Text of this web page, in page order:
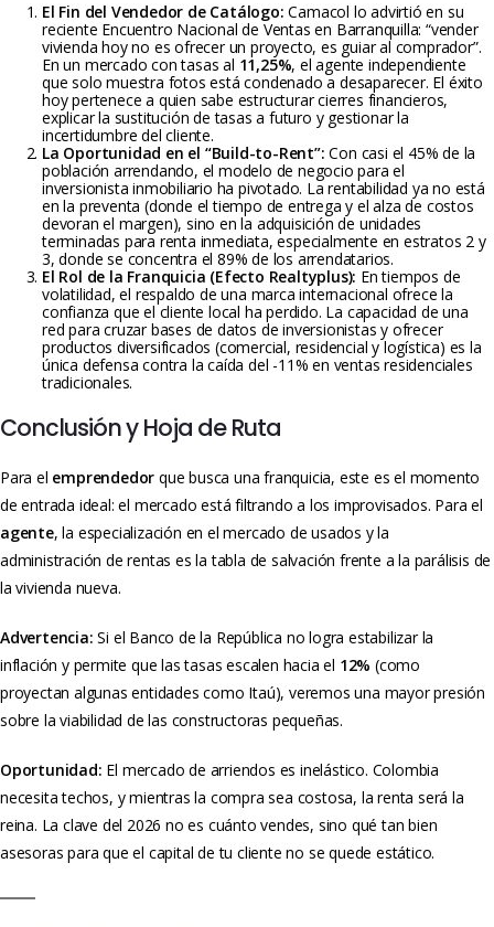
El Fin del Vendedor de Catálogo: Camacol lo advirtió en su
reciente Encuentro Nacional de Ventas en Barranquilla: “vender
vivienda hoy no es ofrecer un proyecto, es guiar al comprador”.
En un mercado con tasas al 11,25%, el agente independiente
que solo muestra fotos está condenado a desaparecer. El éxito
hoy pertenece a quien sabe estructurar cierres financieros,
explicar la sustitución de tasas a futuro y gestionar la
incertidumbre del cliente.
La Oportunidad en el “Build-to-Rent”: Con casi el 45% de la
población arrendando, el modelo de negocio para el
inversionista inmobiliario ha pivotado. La rentabilidad ya no está
en la preventa (donde el tiempo de entrega y el alza de costos
devoran el margen), sino en la adquisición de unidades
terminadas para renta inmediata, especialmente en estratos 2 y
3, donde se concentra el 89% de los arrendatarios.
El Rol de la Franquicia (Efecto Realtyplus): En tiempos de
volatilidad, el respaldo de una marca internacional ofrece la
confianza que el cliente local ha perdido. La capacidad de una
red para cruzar bases de datos de inversionistas y ofrecer
productos diversificados (comercial, residencial y logística) es la
única defensa contra la caída del -11% en ventas residenciales
tradicionales.
Conclusión y Hoja de Ruta
Para el emprendedor que busca una franquicia, este es el momento
de entrada ideal: el mercado está filtrando a los improvisados. Para el
agente, la especialización en el mercado de usados y la
administración de rentas es la tabla de salvación frente a la parálisis de
la vivienda nueva.
Advertencia: Si el Banco de la República no logra estabilizar la
inflación y permite que las tasas escalen hacia el 12% (como
proyectan algunas entidades como Itaú), veremos una mayor presión
sobre la viabilidad de las constructoras pequeñas.
Oportunidad: El mercado de arriendos es inelástico. Colombia
necesita techos, y mientras la compra sea costosa, la renta será la
reina. La clave del 2026 no es cuánto vendes, sino qué tan bien
asesoras para que el capital de tu cliente no se quede estático.